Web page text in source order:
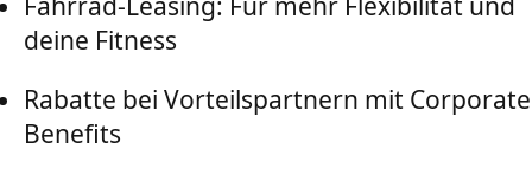
deine Fitness
Rabatte bei Vorteilspartnern mit Corporate
Benefits